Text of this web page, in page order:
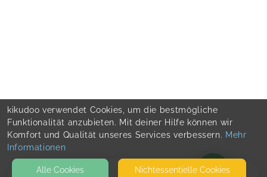
kikudoo verwendet Cookies, um die bestmögliche
Funktionalität anzubieten. Mit deiner Hilfe können wir
Komfort und Qualität unseres Services verbessern. Mehr
Informationen
Alle Cookies
Nicht­essentielle Cookies